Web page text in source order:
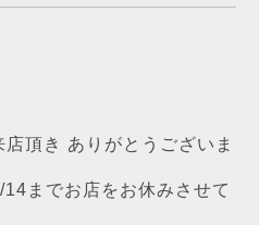
頂き ありがとうございま
までお店をお休みさせて